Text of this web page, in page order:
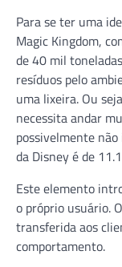
Para se ter uma
Magic Kingdom,
de 40 mil
resíduos pelo
uma lixeira. Ou
necessita andar
possivelmente
da Disney é de
Este elemento
o próprio usuário.
transferida aos
comportamento.